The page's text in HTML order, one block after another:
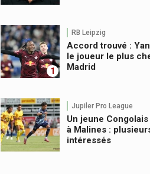
1
RB Leipzig
Accord trouvé :
le joueur le plus
Madrid
Jupiler Pro League
Un jeune
à Malines :
intéressés